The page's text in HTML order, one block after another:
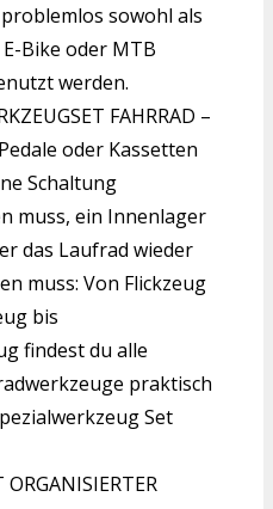
sowohl als
Bike oder MTB
werden.
FAHRRAD –
oder Kassetten
Schaltung
muss, ein Innenlager
das Laufrad wieder
muss: Von Flickzeug
bis
findest du alle
praktisch
Set